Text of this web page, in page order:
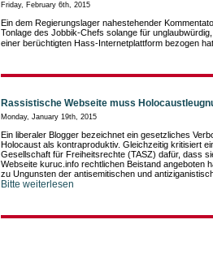
Friday, February 6th, 2015
Ein dem Regierungslager nahestehender
Tonlage des Jobbik-Chefs solange für
einer berüchtigten Hass-Internetplattform bezogen hat.
Rassistische Webseite muss
Monday, January 19th, 2015
Ein liberaler Blogger bezeichnet ein gesetzliches
Holocaust als kontraproduktiv. Gleichzeitig kritisiert
Gesellschaft für Freiheitsrechte (TASZ) dafür, dass
Webseite kuruc.info rechtlichen Beistand angeboten
zu Ungunsten der antisemitischen und
Bitte weiterlesen